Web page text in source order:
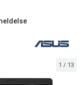
1 / 13